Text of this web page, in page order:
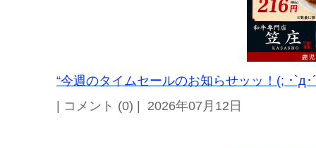
“今週のタイムセールのお知らせッッ！(; ･`д･
| コメント (0) | 2026年07月12日